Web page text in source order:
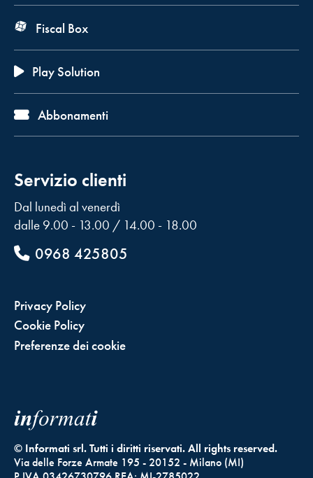
Fiscal Box
Play Solution
Abbonamenti
Servizio clienti
Dal lunedì al venerdì
dalle 9.00 - 13.00 / 14.00 - 18.00
0968 425805
Privacy Policy
Cookie Policy
Preferenze dei cookie
© Informati srl. Tutti i diritti riservati. All rights reserved.
Via delle Forze Armate 195 - 20152 - Milano (MI)